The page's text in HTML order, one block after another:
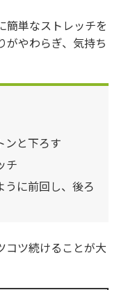
簡単なストレッチを
がやわらぎ、気持ち
ンと下ろす
チ
うに前回し、後ろ
コツ続けることが大